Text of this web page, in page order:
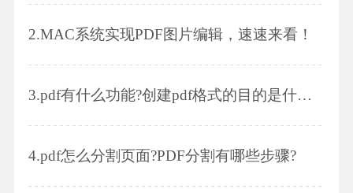
2.MAC系统实现PDF图片编辑，速速来看！
3.pdf有什么功能?创建pdf格式的目的是什么?怎么缩小pdf文件大小
4.pdf怎么分割页面?PDF分割有哪些步骤?